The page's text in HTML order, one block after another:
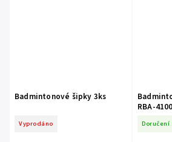
Badmintonové šipky 3ks
Vyprodáno
RBA-4100
Doručení